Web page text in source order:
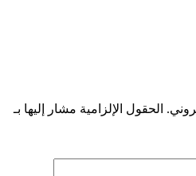
الحقول الإلزامية مشار إليها بـ